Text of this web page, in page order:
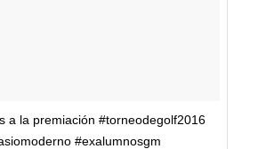
a la premiación #torneodegolf2016
#exalumnosgm